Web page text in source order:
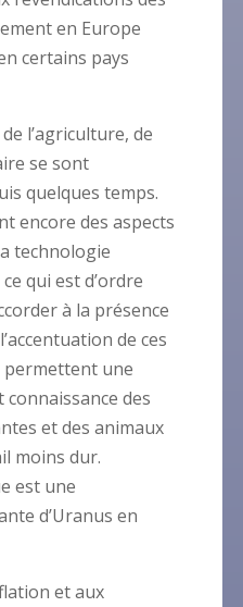
en Europe
certains pays
l’agriculture, de
se sont
quelques temps.
encore des aspects
technologie
qui est d’ordre
à la présence
de ces
permettent une
des
et des animaux
moins dur.
est une
d’Uranus en
et aux